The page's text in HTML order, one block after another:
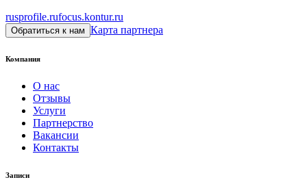
rusprofile.rufocus.kontur.ru
Обратиться к нам Карта партнера
Компания
О нас
Отзывы
Услуги
Партнерство
Вакансии
Контакты
Записи